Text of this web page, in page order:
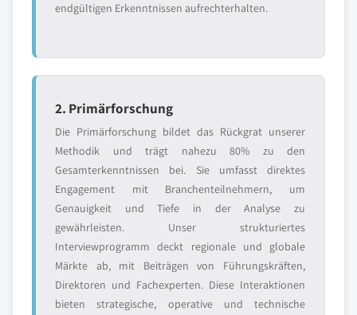
endgültigen Erkenntnissen aufrechterhalten.
2. Primärforschung
Die Primärforschung bildet das Rückgrat unserer
Methodik und trägt nahezu 80% zu den
Gesamterkenntnissen bei. Sie umfasst direktes
Engagement mit Branchenteilnehmern, um
Genauigkeit und Tiefe in der Analyse zu
gewährleisten. Unser strukturiertes
Interviewprogramm deckt regionale und globale
Märkte ab, mit Beiträgen von Führungskräften,
Direktoren und Fachexperten. Diese Interaktionen
bieten strategische, operative und technische